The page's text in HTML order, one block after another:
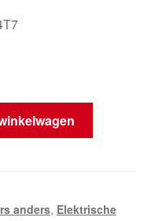
anders, Elektrische